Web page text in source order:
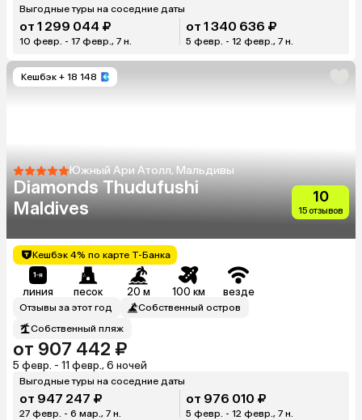
Выгодные туры на соседние даты
от 1 299 044 ₽
10 февр. - 17 февр., 7 н.
от 1 340 636 ₽
5 февр. - 12 февр., 7 н.
Кешбэк + 18 148
Южный Ари Атолл, Мальдивы
Diamonds Thudufushi
Maldives
10
15 отзывов
Кешбэк 4% по карте Т-Банка
линия песок 20 м 100 км везде
Отзывы за этот год
Собственный остров
Собственный пляж
от 907 442 ₽
5 февр. - 11 февр., 6 ночей
Выгодные туры на соседние даты
от 947 247 ₽
27 февр. - 6 мар., 7 н.
от 976 010 ₽
5 февр. - 12 февр., 7 н.